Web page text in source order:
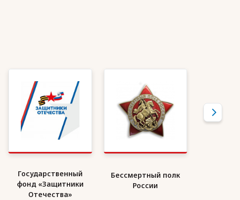
Государственный
фонд «Защитники
Отечества»
Бессмертный полк
России